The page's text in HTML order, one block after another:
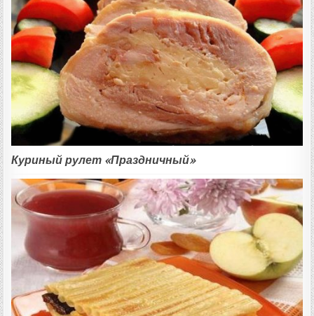
Куриный рулет «Праздничный»